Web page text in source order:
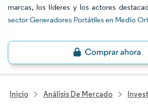
marcas, los líderes y los actores
sector Generadores Portátiles en Medio
Inicio Análisis De Mercado